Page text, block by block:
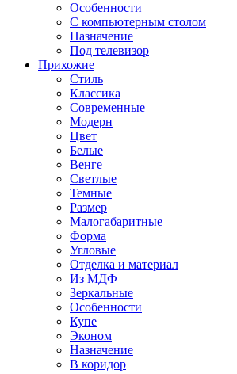
Особенности
С компьютерным столом
Назначение
Под телевизор
Прихожие
Стиль
Классика
Современные
Модерн
Цвет
Белые
Венге
Светлые
Темные
Размер
Малогабаритные
Форма
Угловые
Отделка и материал
Из МДФ
Зеркальные
Особенности
Купе
Эконом
Назначение
В коридор